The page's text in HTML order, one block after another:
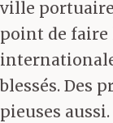
ville
point de faire
blessés. Des
pieuses